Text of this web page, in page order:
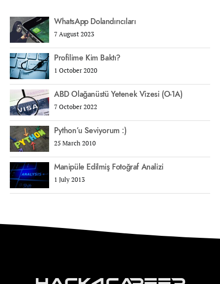
WhatsApp Dolandırıcıları
7 August 2023
Profilime Kim Baktı?
1 October 2020
ABD Olağanüstü Yetenek Vizesi (O-1A)
7 October 2022
Python’u Seviyorum :)
25 March 2010
Manipüle Edilmiş Fotoğraf Analizi
1 July 2013